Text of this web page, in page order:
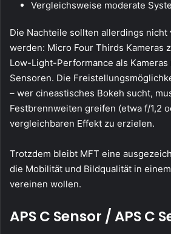
Vergleichsweise moderate
Die Nachteile sollten allerdings nicht
werden: Micro Four Thirds Kameras
Low-Light-Performance als
Sensoren. Die
– wer cineastisches Bokeh sucht,
Festbrennweiten greifen (etwa f/1,2
vergleichbaren Effekt zu erzielen.
Trotzdem bleibt MFT eine
die Mobilität und Bildqualität in
vereinen wollen.
APS C Sensor / APS C